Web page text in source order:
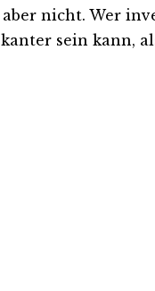
nicht. Wer
sein kann,